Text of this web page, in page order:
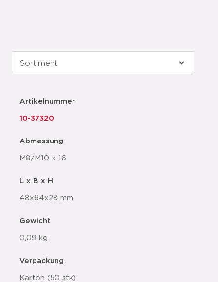
Artikelnummer
10-37320
Abmessung
M8/M10 x 16
L x B x H
48x64x28 mm
Gewicht
0,09 kg
Verpackung
Karton (50 stk)